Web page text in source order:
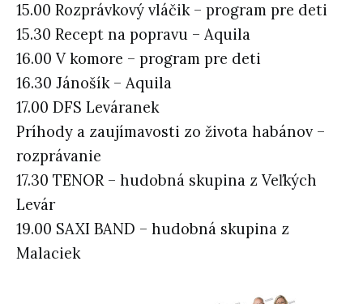
15.00 Rozprávkový vláčik – program pre deti
15.30 Recept na popravu – Aquila
16.00 V komore – program pre deti
16.30 Jánošík – Aquila
17.00 DFS Leváranek
Príhody a zaujímavosti zo života habánov –
rozprávanie
17.30 TENOR – hudobná skupina z Veľkých
Levár
19.00 SAXI BAND – hudobná skupina z
Malaciek